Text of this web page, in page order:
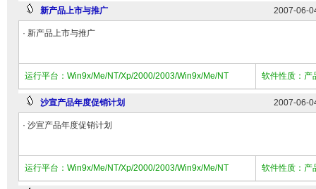
新产品上市与推广 2007-06-
· 新产品上市与推广
运行平台：Win9x/Me/NT/Xp/2000/2003/Win9x/Me/NT 软件性质：产
沙宣产品年度促销计划 2007-06-
· 沙宣产品年度促销计划
运行平台：Win9x/Me/NT/Xp/2000/2003/Win9x/Me/NT 软件性质：产